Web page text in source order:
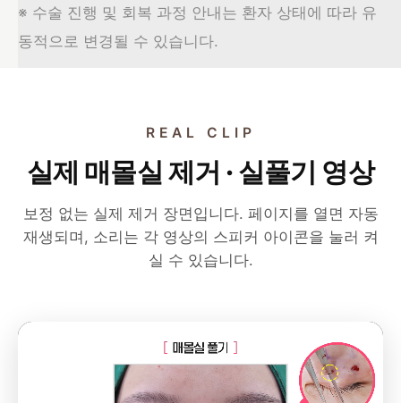
※ 수술 진행 및 회복 과정 안내는 환자 상태에 따라 유
동적으로 변경될 수 있습니다.
REAL CLIP
실제 매몰실 제거 · 실풀기 영상
보정 없는 실제 제거 장면입니다. 페이지를 열면 자동
재생되며, 소리는 각 영상의 스피커 아이콘을 눌러 켜
실 수 있습니다.